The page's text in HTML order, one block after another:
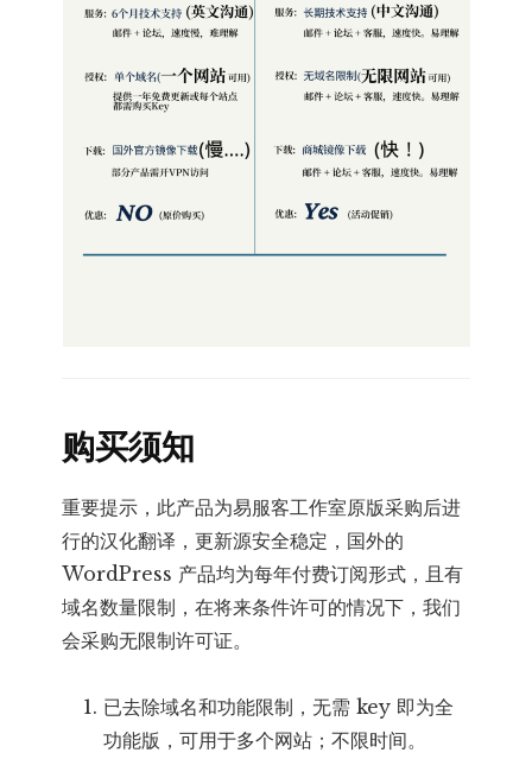
购买须知
重要提示，此产品为易服客工作室原版采购后进
行的汉化翻译，更新源安全稳定，国外的
WordPress 产品均为每年付费订阅形式，且有
域名数量限制，在将来条件许可的情况下，我们
会采购无限制许可证。
已去除域名和功能限制，无需 key 即为全
功能版，可用于多个网站；不限时间。